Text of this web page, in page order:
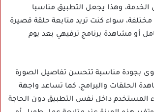
وهذا يجعل التطبيق مناسبا
سواء كنت تريد متابعة حلقة قصيرة
أو مشاهدة برنامج ترفيهي بعد يوم
بجودة مناسبة تتحسن تفاصيل الصورة
الحلقات والبرامج، كما تساعد واجهة
المستخدم داخل نفس التطبيق دون الحاجة